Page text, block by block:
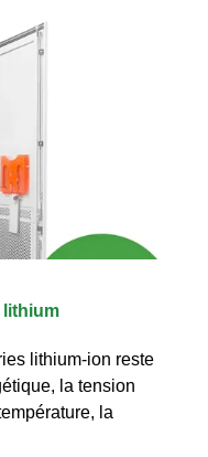
lithium
lithium-ion reste
la tension
la